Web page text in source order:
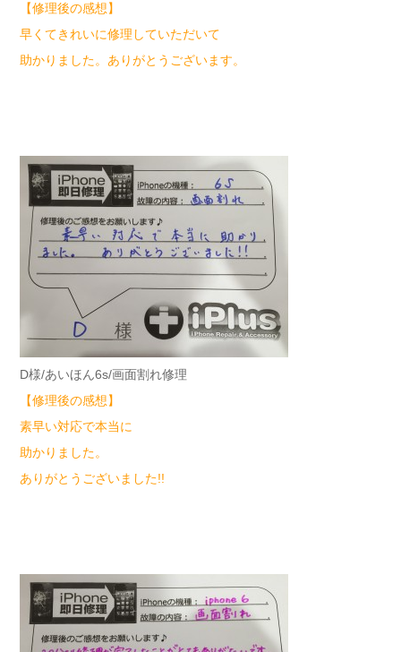
【修理後の感想】
早くてきれいに修理していただいて
助かりました。ありがとうございます。
D様/あいほん6s/画面割れ修理
【修理後の感想】
素早い対応で本当に
助かりました。
ありがとうございました!!